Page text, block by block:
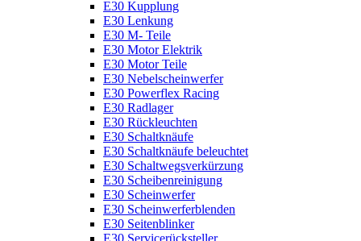
E30 Kupplung
E30 Lenkung
E30 M- Teile
E30 Motor Elektrik
E30 Motor Teile
E30 Nebelscheinwerfer
E30 Powerflex Racing
E30 Radlager
E30 Rückleuchten
E30 Schaltknäufe
E30 Schaltknäufe beleuchtet
E30 Schaltwegsverkürzung
E30 Scheibenreinigung
E30 Scheinwerfer
E30 Scheinwerferblenden
E30 Seitenblinker
E30 Servicerücksteller